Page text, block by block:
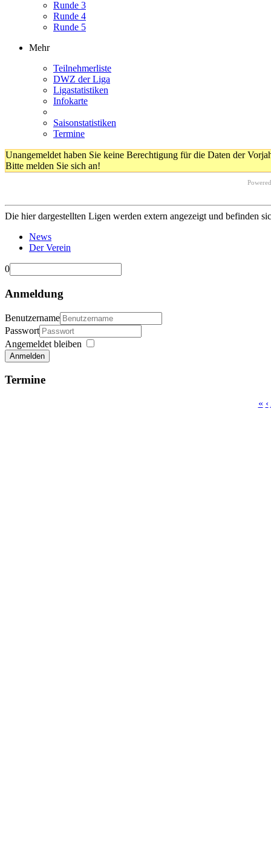
Runde 3
Runde 4
Runde 5
Mehr
Teilnehmerliste
DWZ der Liga
Ligastatistiken
Infokarte
Saisonstatistiken
Termine
Unangemeldet haben Sie keine Berechtigung für die Daten der
Bitte melden Sie sich an!
Die hier dargestellten Ligen werden extern angezeigt und befinden
News
Der Verein
0
Anmeldung
Benutzername
Passwort
Angemeldet bleiben
Anmelden
Termine
« ‹